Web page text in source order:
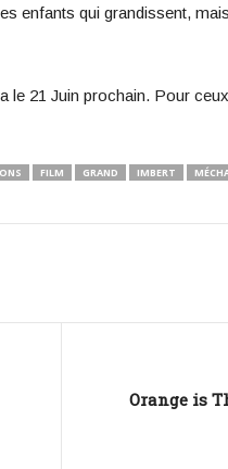
enfants qui grandissent,
le 21 Juin prochain. Pour
FILM GRAND IMBERT
Orange is